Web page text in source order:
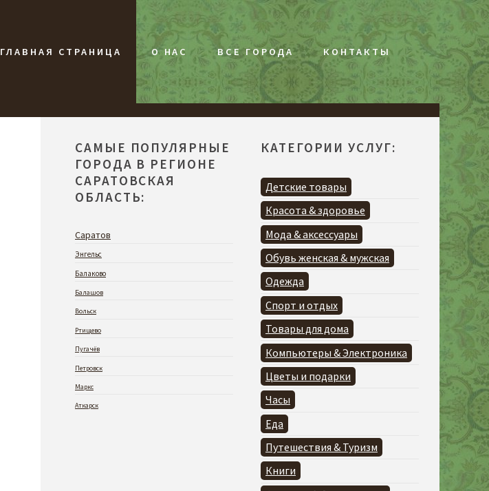
ГЛАВНАЯ СТРАНИЦА О НАС ВСЕ ГОРОДА КОНТАКТЫ
САМЫЕ ПОПУЛЯРНЫЕ
ГОРОДА В РЕГИОНЕ
САРАТОВСКАЯ
ОБЛАСТЬ:
Саратов
Энгельс
Балаково
Балашов
Вольск
Ртищево
Пугачёв
Петровск
Маркс
Аткарск
КАТЕГОРИИ УСЛУГ:
Детские товары
Красота & здоровье
Мода & аксессуары
Обувь женская & мужская
Одежда
Спорт и отдых
Товары для дома
Компьютеры & Электроника
Цветы и подарки
Часы
Еда
Путешествия & Туризм
Книги